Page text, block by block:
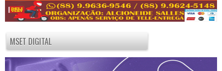
MSET DIGITAL